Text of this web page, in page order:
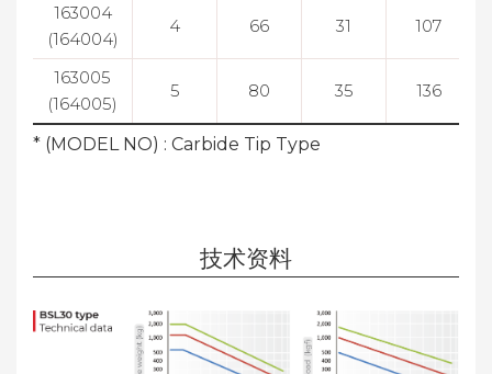
163004
(164004)
4 66 31 107
163005
(164005)
5 80 35 136
* (MODEL NO) : Carbide Tip Type
技术资料